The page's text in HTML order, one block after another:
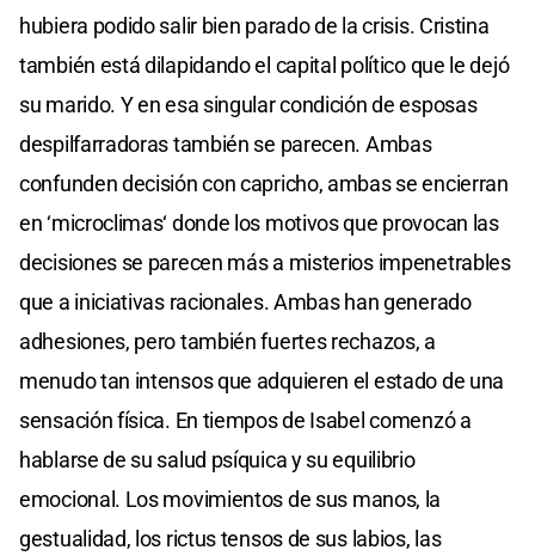
hubiera podido salir bien parado de la crisis. Cristina
también está dilapidando el capital político que le dejó
su marido. Y en esa singular condición de esposas
despilfarradoras también se parecen. Ambas
confunden decisión con capricho, ambas se encierran
en ‘microclimas‘ donde los motivos que provocan las
decisiones se parecen más a misterios impenetrables
que a iniciativas racionales. Ambas han generado
adhesiones, pero también fuertes rechazos, a
menudo tan intensos que adquieren el estado de una
sensación física. En tiempos de Isabel comenzó a
hablarse de su salud psíquica y su equilibrio
emocional. Los movimientos de sus manos, la
gestualidad, los rictus tensos de sus labios, las